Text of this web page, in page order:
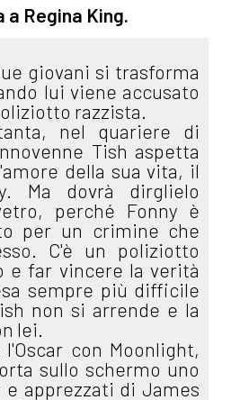
Regina King.
giovani si trasforma
lui viene accusato
razzista.
nel quariere di
Tish aspetta
della sua vita, il
Ma dovrà dirglielo
perché Fonny è
per un crimine che
C'è un poliziotto
e far vincere la verità
sempre più difficile
non si arrende e la
lei.
con Moonlight,
sullo schermo uno
apprezzati di James